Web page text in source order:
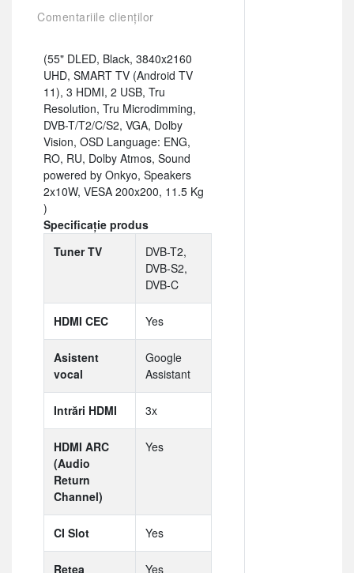
Comentariile clienților
(55" DLED, Black, 3840x2160
UHD, SMART TV (Android TV
11), 3 HDMI, 2 USB, Tru
Resolution, Tru Microdimming,
DVB-T/T2/C/S2, VGA, Dolby
Vision, OSD Language: ENG,
RO, RU, Dolby Atmos, Sound
powered by Onkyo, Speakers
2x10W, VESA 200x200, 11.5 Kg
)
Specificație produs
Tuner TV
DVB-T2,
DVB-S2,
DVB-C
HDMI CEC Yes
Asistent
vocal
Google
Assistant
Intrări HDMI 3x
HDMI ARC
(Audio
Return
Channel)
Yes
CI Slot Yes
Rețea
Yes